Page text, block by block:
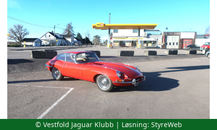
© Vestfold Jaguar Klubb | Løsning: StyreWeb